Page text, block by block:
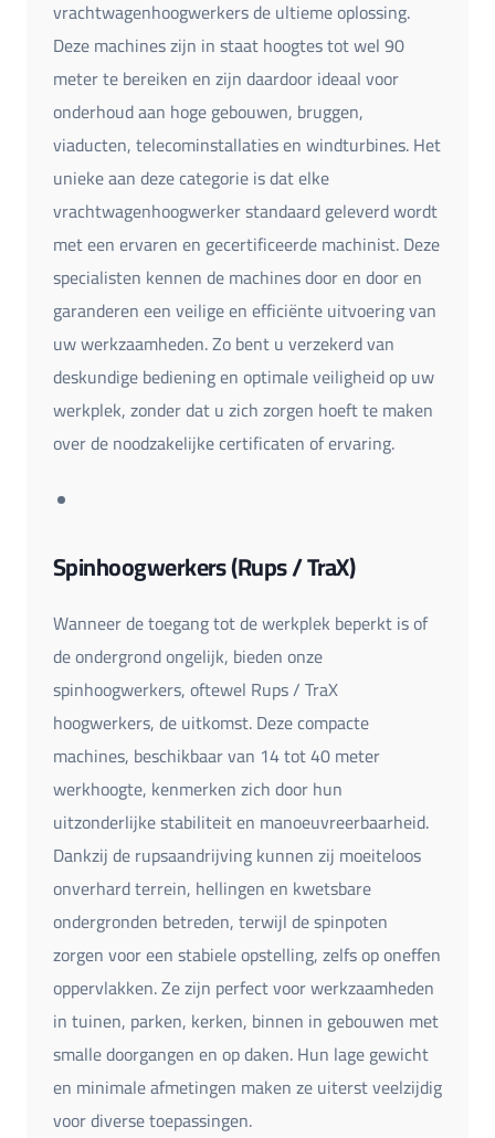
vrachtwagenhoogwerkers de ultieme oplossing.
Deze machines zijn in staat hoogtes tot wel 90
meter te bereiken en zijn daardoor ideaal voor
onderhoud aan hoge gebouwen, bruggen,
viaducten, telecominstallaties en windturbines. Het
unieke aan deze categorie is dat elke
vrachtwagenhoogwerker standaard geleverd wordt
met een ervaren en gecertificeerde machinist. Deze
specialisten kennen de machines door en door en
garanderen een veilige en efficiënte uitvoering van
uw werkzaamheden. Zo bent u verzekerd van
deskundige bediening en optimale veiligheid op uw
werkplek, zonder dat u zich zorgen hoeft te maken
over de noodzakelijke certificaten of ervaring.
Spinhoogwerkers (Rups / TraX)
Wanneer de toegang tot de werkplek beperkt is of
de ondergrond ongelijk, bieden onze
spinhoogwerkers, oftewel Rups / TraX
hoogwerkers, de uitkomst. Deze compacte
machines, beschikbaar van 14 tot 40 meter
werkhoogte, kenmerken zich door hun
uitzonderlijke stabiliteit en manoeuvreerbaarheid.
Dankzij de rupsaandrijving kunnen zij moeiteloos
onverhard terrein, hellingen en kwetsbare
ondergronden betreden, terwijl de spinpoten
zorgen voor een stabiele opstelling, zelfs op oneffen
oppervlakken. Ze zijn perfect voor werkzaamheden
in tuinen, parken, kerken, binnen in gebouwen met
smalle doorgangen en op daken. Hun lage gewicht
en minimale afmetingen maken ze uiterst veelzijdig
voor diverse toepassingen.